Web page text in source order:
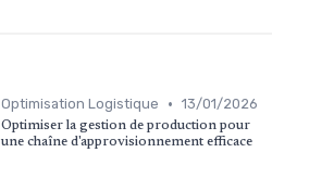
Optimisation Logistique • 13/01/2026
Optimiser la gestion de production pour
une chaîne d'approvisionnement efficace